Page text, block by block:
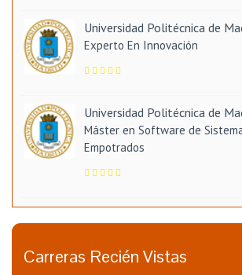
Universidad Politécnica de
Experto En Innovación
Universidad Politécnica de
Máster en Software de
Empotrados
Carreras Recién Vistas